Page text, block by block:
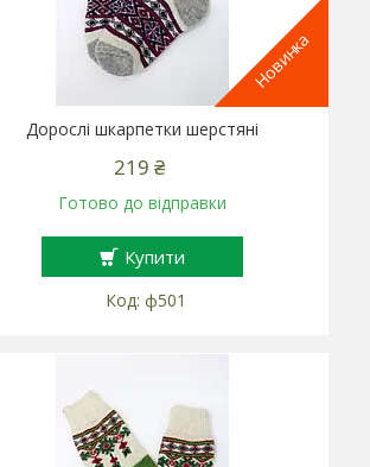
Новинка
Дорослі шкарпетки шерстяні
219 ₴
Готово до відправки
Купити
ф501